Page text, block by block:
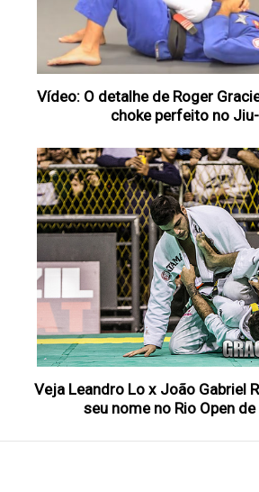
Vídeo: O detalhe de Roger
choke perfeito no
Veja Leandro Lo x João Gabriel
seu nome no Rio Open